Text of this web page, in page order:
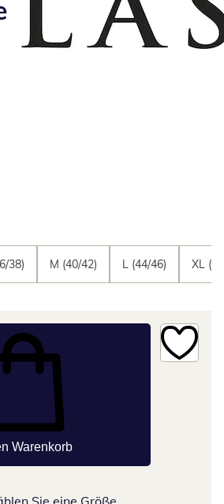
€, vorheriger Preis: 59,99 €
38) M (40/42) L (44/46) XL
Warenkorb
Sie eine Größe